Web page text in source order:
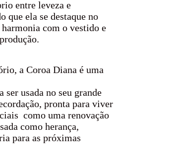
entre leveza e
que ela se destaque no
com o vestido e
a Coroa Diana é uma
ser usada no seu grande
pronta para viver
como uma renovação
como herança,
para as próximas